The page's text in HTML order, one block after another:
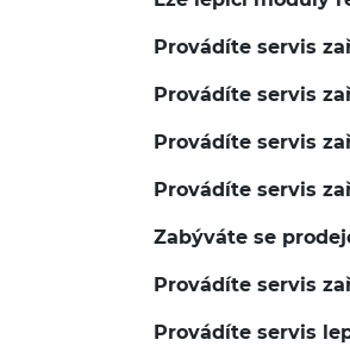
Provádíte servis
Provádíte servis
Provádíte servis
Provádíte servis
Zabýváte se
Provádíte servis
Provádíte servis